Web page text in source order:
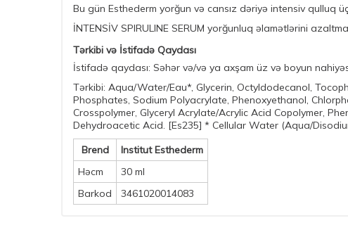
Bu gün Esthederm yorğun və cansız dəriyə intensiv qulluq
İNTENSİV SPIRULINE SERUM yorğunluq əlamətlərini
Tərkibi və İstifadə Qaydası
İstifadə qaydası: Səhər və/və ya axşam üz və boyun
Tərkibi: Aqua/Water/Eau*, Glycerin, Octyldodecanol,
Phosphates, Sodium Polyacrylate, Phenoxyethanol,
Crosspolymer, Glyceryl Acrylate/Acrylic Acid Copolymer,
Dehydroacetic Acid. [Es235] * Cellular Water (Aqua/
Brend
Institut Esthederm
Həcm
30 ml
Barkod
3461020014083